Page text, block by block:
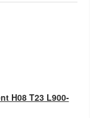
H08 T23 L900-